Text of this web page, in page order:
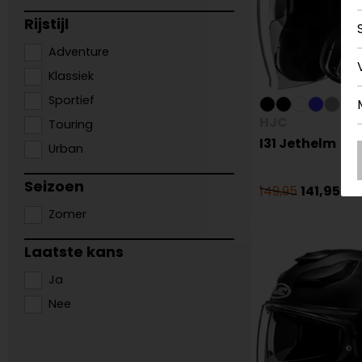
Rijstijl
Adventure
Klassiek
Sportief
Touring
Urban
Seizoen
Zomer
Laatste kans
Ja
Nee
I31 Jethelm
149,95 141,95